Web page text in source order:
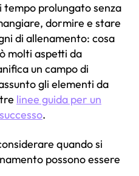
prolungato senza
dormire e stare
di allenamento: cosa
molti aspetti da
un campo di
gli elementi da
linee guida per un
.
quando si
possono essere